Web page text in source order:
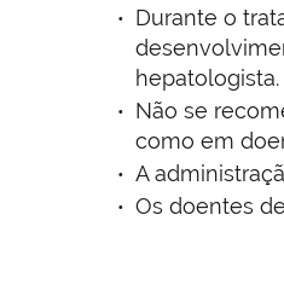
Durante o
hepatologista.
Não se
como em
A
Os doentes